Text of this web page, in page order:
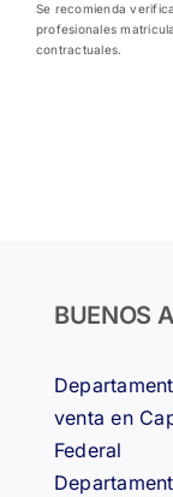
Se recomienda
profesionales
contractuales.
BUENOS
venta en
Federal